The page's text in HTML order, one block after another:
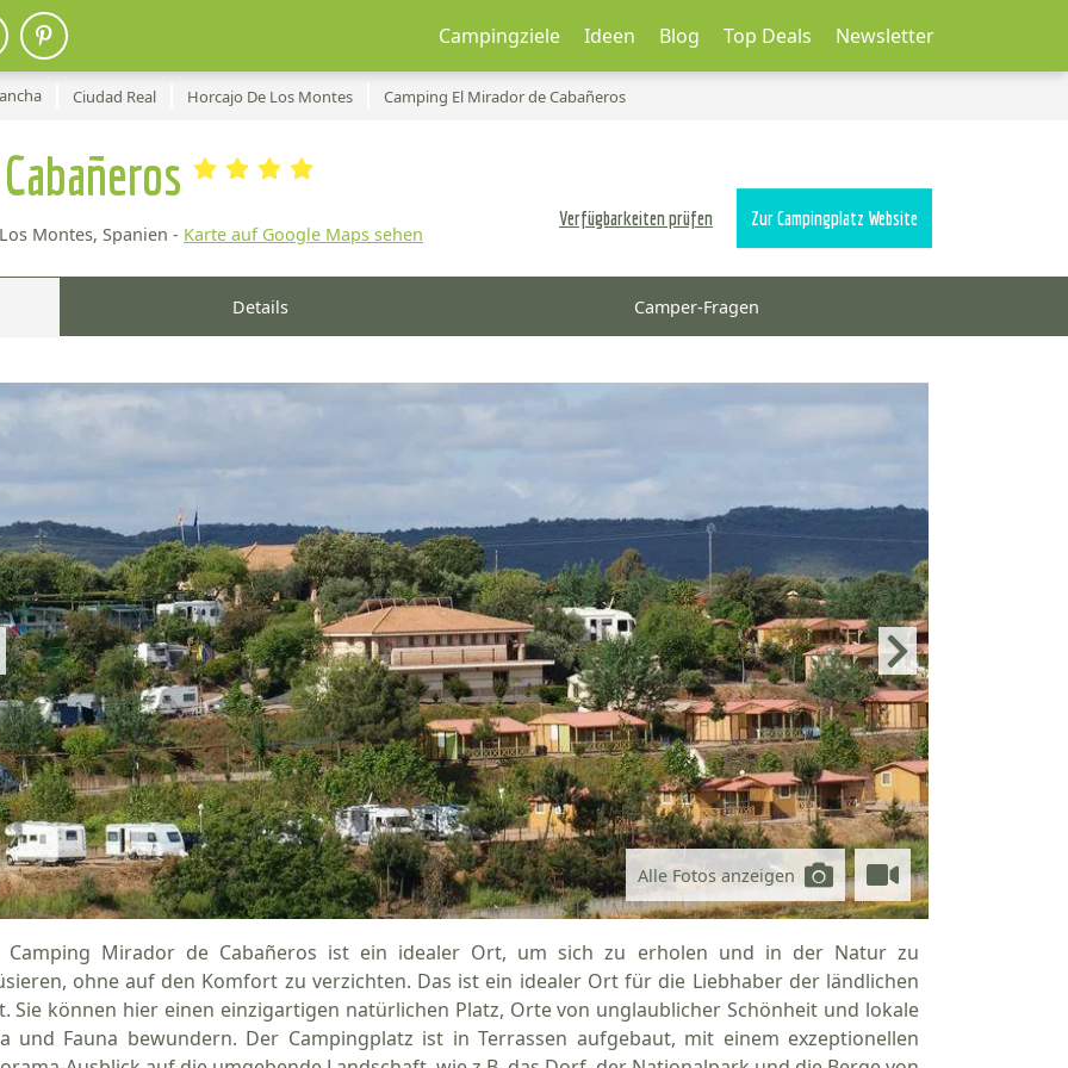
Campingziele Ideen Blog Top Deals Newsletter
Ciudad Real Horcajo De Los Montes Camping El Mirador de Cabañeros
Montes, Spanien - Karte auf Google Maps sehen
Verfügbarkeiten prüfen Zur Campingplatz Website
Details Camper-Fragen
Alle Fotos anzeigen
Camping Mirador de Cabañeros ist ein idealer Ort, um sich zu erholen und in der Natur zu
ohne auf den Komfort zu verzichten. Das ist ein idealer Ort für die Liebhaber der ländlichen
Sie können hier einen einzigartigen natürlichen Platz, Orte von unglaublicher Schönheit und lokale
und Fauna bewundern. Der Campingplatz ist in Terrassen aufgebaut, mit einem exzeptionellen